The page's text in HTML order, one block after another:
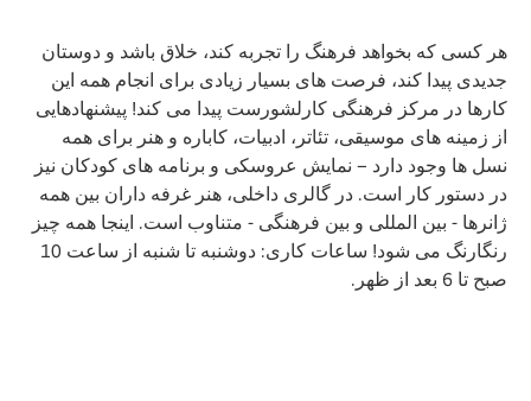
هر کسی که بخواهد فرهنگ را تجربه کند، خلاق باشد و دوستان
جدیدی پیدا کند، فرصت های بسیار زیادی برای انجام همه این
کارها در مرکز فرهنگی کارلشورست پیدا می کند! پیشنهادهایی
از زمینه های موسیقی، تئاتر، ادبیات، کاباره و هنر برای همه
نسل ها وجود دارد – نمایش عروسکی و برنامه های کودکان نیز
در دستور کار است. در گالری داخلی، هنر غرفه داران بین همه
ژانرها - بین المللی و بین فرهنگی - متناوب است. اینجا همه چیز
رنگارنگ می شود! ساعات کاری: دوشنبه تا شنبه از ساعت 10
صبح تا 6 بعد از ظهر.